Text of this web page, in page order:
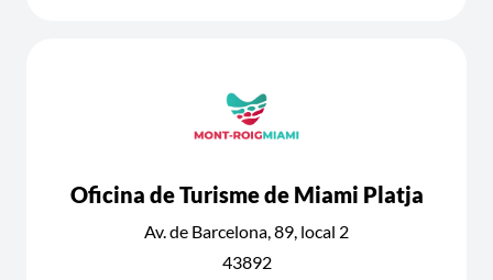
Oficina de Turisme de Miami Platja
Av. de Barcelona, 89, local 2
43892